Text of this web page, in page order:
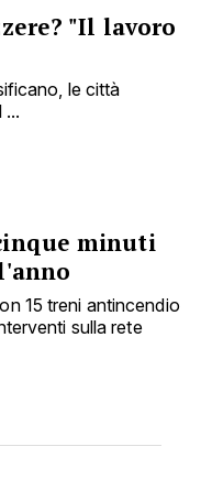
"Il lavoro
le città
...
minuti
15 treni antincendio
sulla rete